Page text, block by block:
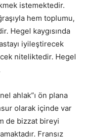
istemektedir.
hem toplumu,
Hegel kaygısında
iyileştirecek
niteliktedir. Hegel
ahlak”ı ön plana
olarak içinde var
de bizzat bireyi
Fransız